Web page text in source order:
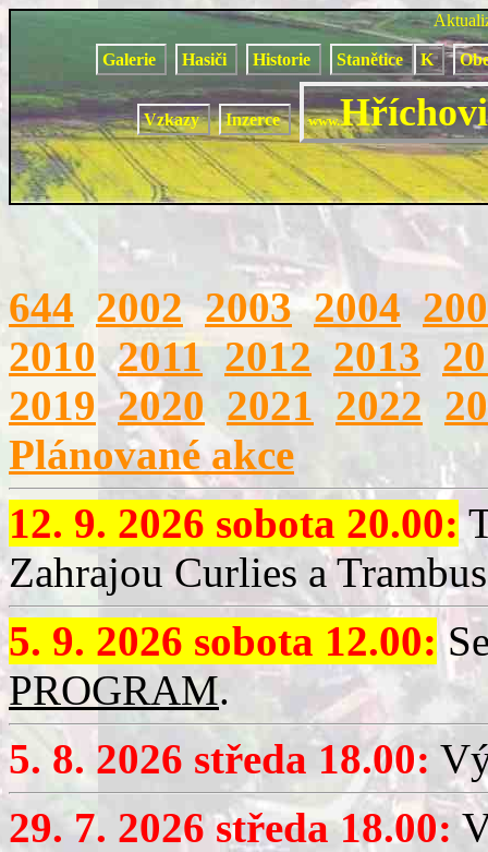
Galerie Hasiči Historie Stanětice K
Vzkazy Inzerce www.
644 2002 2003 2004
2010 2011 2012 2013
2019 2020 2021 2022
Plánované akce
12. 9. 2026 sobota 20.00:
Zahrajou Curlies a
5. 9. 2026 sobota 12.00:
PROGRAM.
5. 8. 2026 středa 18.00:
29. 7. 2026 středa 18.00: